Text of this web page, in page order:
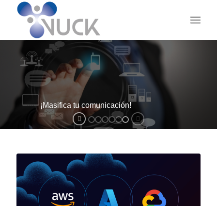
¡Masifica tu comunicación!